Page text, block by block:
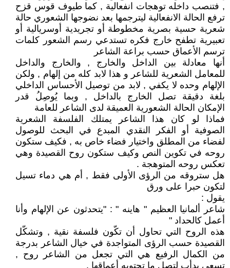
, فتنصب داخله توهجات انفعالية , كما طيوف قوس قزح
ترفع الحالة الانفعالية ليترجمها بعد نضوجها الشعوري حالة
شعرية حسية بصرية مخطوطة أو تجريدية أوسريالية أو
تعبيرية تطفح خارج فكره تستدعي رسم الشعور كلمات
ترسم الأعماق حسب براعة الشاعر
أنها معادلة بين الداخل والخارج , والخارج والداخل
للمعامل الشعرية للشاعر و هذا لابد كله من إلهام , ولكن
الإلهام وحده لا يكفي , لابد من توصيل الأحساس الداخلي
بلغة دقيقة تصل الخارج بالداخل , وبما يُوصِلُ قدر
الإمكان الحالة الشعورية العميقة لدى الشاعر للعامة
فماذا لو كان هذا الشاعر يمتلك الفلسفة الشعرية
الصوفية أو الفكر النقدي المبدع في البحث للوصول
لفضاء من المطلق واختيار فضاء خاص به , فكيف ستكون
روحه في تكوين النص وكيف ستكون روح القصيدة وهي
تعكس روحه المتوهجة .
هل ستروقه من الرؤى الأولى فقط , أم هي دماء تسيل
لتكون حبرا على ورق
يقول :
شاعر ألمانيا العظيم " هاينه " : "يتحدثون عن الإلهام وأنا
أعمل كالحداد "
هذه الروح التي تحاول أن تكّون فلسفة نقية , وتشكّل
القصيدة حسب الرؤى المتواجدة في خيال الشاعر بدرجة
من الكمال الرفيع هي التي تجعل من الشاعر روح ,
تسعى بدأب لتصل ما تحتويه أعماقها .